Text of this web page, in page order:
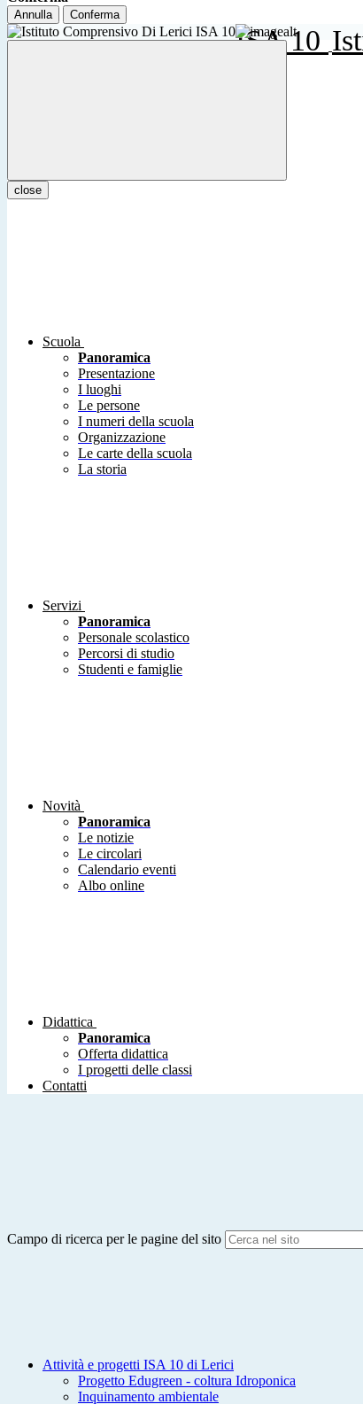
Annulla Conferma
ISA 10
close
Scuola
Panoramica
Presentazione
I luoghi
Le persone
I numeri della scuola
Organizzazione
Le carte della scuola
La storia
Servizi
Panoramica
Personale scolastico
Percorsi di studio
Studenti e famiglie
Novità
Panoramica
Le notizie
Le circolari
Calendario eventi
Albo online
Didattica
Panoramica
Offerta didattica
I progetti delle classi
Contatti
Campo di ricerca per le pagine del sito
Attività e progetti ISA 10 di Lerici
Progetto Edugreen - coltura Idroponica
Inquinamento ambientale